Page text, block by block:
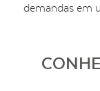
demandas em